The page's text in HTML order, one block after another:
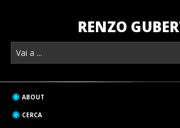
RENZO
ABOUT
CERCA